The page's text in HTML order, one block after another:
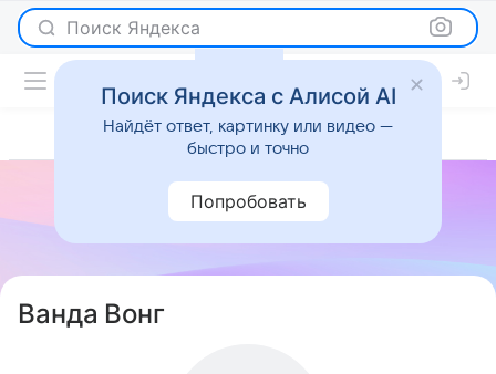
Поиск Яндекса
Ванда Вонг
Поиск Яндекса с Алисой AI
Найдёт ответ, картинку или видео —
быстро и точно
Попробовать